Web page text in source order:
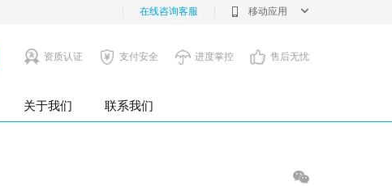
在线咨询客服 移动应用
资质认证 支付安全 进度掌控 售后无忧
关于我们 联系我们